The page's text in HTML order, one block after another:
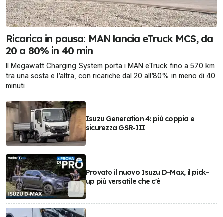
Ricarica in pausa: MAN lancia eTruck MCS, da
20 a 80% in 40 min
Il Megawatt Charging System porta i MAN eTruck fino a 570 km
tra una sosta e l’altra, con ricariche dal 20 all’80% in meno di 40
minuti
Isuzu Generation 4: più coppia e
sicurezza GSR-III
Provato il nuovo Isuzu D-Max, il pick-
up più versatile che c'è